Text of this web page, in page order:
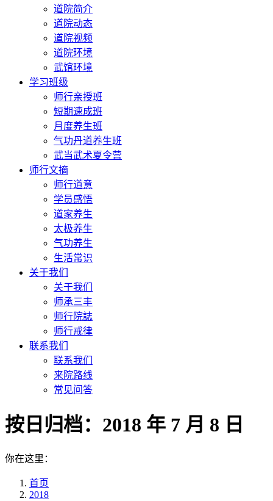
道院简介
道院动态
道院视频
道院环境
武馆环境
学习班级
师行亲授班
短期速成班
月度养生班
气功丹道养生班
武当武术夏令营
师行文摘
师行道意
学员感悟
道家养生
太极养生
气功养生
生活常识
关于我们
关于我们
师承三丰
师行院誌
师行戒律
联系我们
联系我们
来院路线
常见问答
按日归档： 2018 年 7 月 8 日
你在这里：
首页
2018